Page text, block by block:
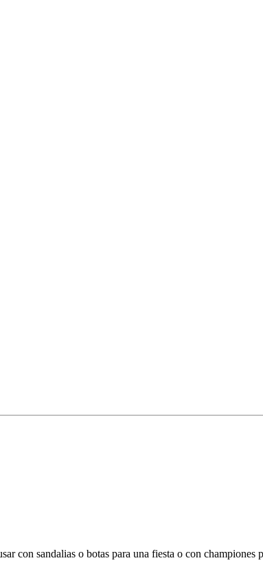
con sandalias o botas para una fiesta o con championes